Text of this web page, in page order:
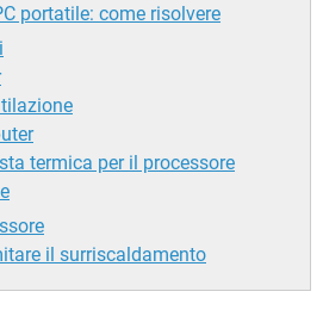
portatile: come risolvere
termica per il processore
il surriscaldamento